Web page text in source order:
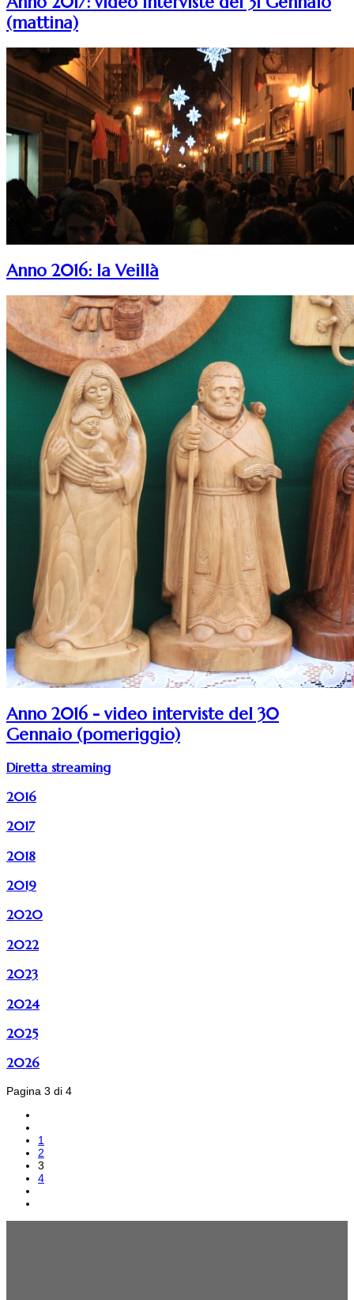
(mattina)
Anno 2016: la Veillà
Anno 2016 - video interviste del 30
Gennaio (pomeriggio)
Diretta streaming
2016
2017
2018
2019
2020
2022
2023
2024
2025
2026
Pagina 3 di 4
1
2
3
4